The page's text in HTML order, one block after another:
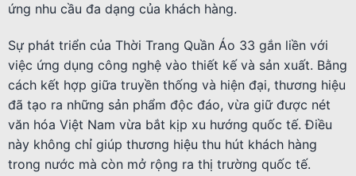
ứng nhu cầu đa dạng của khách hàng.
Sự phát triển của Thời Trang Quần Áo 33 gắn liền với
việc ứng dụng công nghệ vào thiết kế và sản xuất. Bằng
cách kết hợp giữa truyền thống và hiện đại, thương hiệu
đã tạo ra những sản phẩm độc đáo, vừa giữ được nét
văn hóa Việt Nam vừa bắt kịp xu hướng quốc tế. Điều
này không chỉ giúp thương hiệu thu hút khách hàng
trong nước mà còn mở rộng ra thị trường quốc tế.